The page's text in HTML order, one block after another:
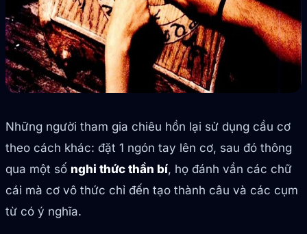
Những người tham gia chiêu hồn lại sử dụng cầu cơ
theo cách khác: đặt 1 ngón tay lên cơ, sau đó thông
qua một số nghi thức thần bí, họ đánh vần các chữ
cái mà cơ vô thức chỉ đến tạo thành câu và các cụm
từ có ý nghĩa.